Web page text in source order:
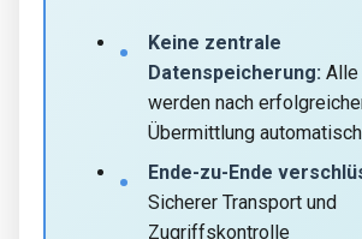
Keine zentrale
Datenspeicherung: Alle
werden nach
Übermittlung
Ende-zu-Ende
Sicherer Transport und
Zugriffskontrolle